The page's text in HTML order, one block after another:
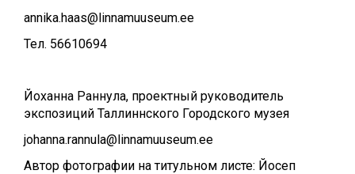
annika.haas@linnamuuseum.ee
Teл. 56610694
Йоханна Раннула, проектный руководитель
экспозиций Таллиннского Городского музея
johanna.rannula@linnamuuseum.ee
Автор фотографии на титульном листе: Йосеп